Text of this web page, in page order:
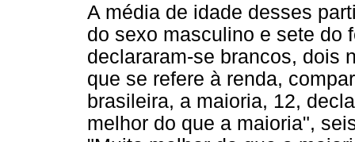
A média de idade desses
do sexo masculino e sete do
declararam-se brancos, dois
que se refere à renda,
brasileira, a maioria, 12,
melhor do que a maioria",